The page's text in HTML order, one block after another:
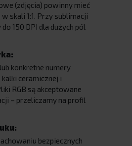
(zdjęcia) powinny mieć
w skali 1:1. Przy sublimacji
150 DPI dla dużych pól
konkretne numery
kalki ceramicznej i
RGB są akceptowane
– przeliczamy na profil
bezpiecznych